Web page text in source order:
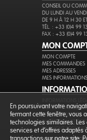
CONSEIL OU
DU LUNDI AU
DE 9 H À 12 H 30
TÉL. : +33 (0)4 99
FAX : +33 (0)4 99
MON
MON COMPTE
MES COMMANDES
MES ADRESSES
MES
CONDITIONS
PROTECTION DES
EXPÉDITION ET
PAIEMENT SÉCURISÉ
En poursuivant votre
fermant cette fenêtre, vous
technologies similaires.
services et d'offres adaptés